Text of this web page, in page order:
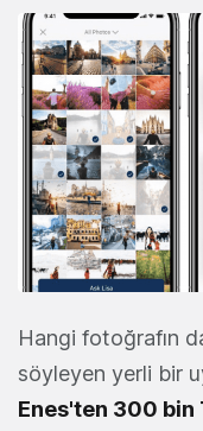
Hangi fotoğrafın
söyleyen yerli bir
Enes'ten 300 bin